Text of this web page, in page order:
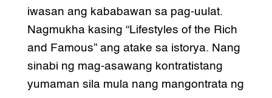
iwasan ang kababawan sa pag-uulat.
Nagmukha kasing “Lifestyles of the Rich
and Famous” ang atake sa istorya. Nang
sinabi ng mag-asawang kontratistang
yumaman sila mula nang mangontrata ng